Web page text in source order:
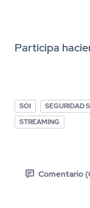
Participa
SOI SEGURIDAD
STREAMING
Comentario